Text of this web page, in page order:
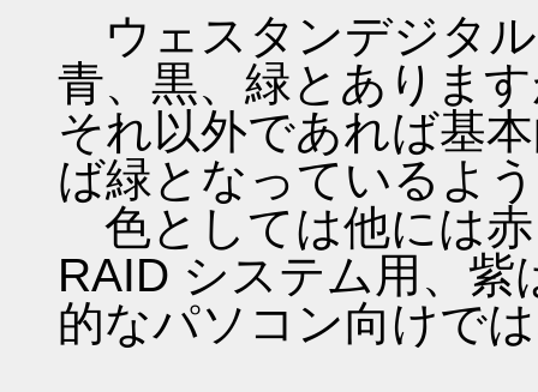
ウェスタンデジタ
青、黒、緑とありま
それ以外であれば基
ば緑となっているよ
色としては他には
RAID システム用、
的なパソコン向けで